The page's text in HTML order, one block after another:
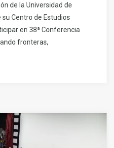
de la Universidad de
Centro de Estudios
en 38ª Conferencia
fronteras,